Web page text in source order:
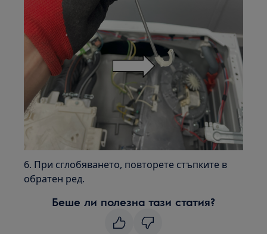
6. При сглобяването, повторете стъпките в
обратен ред.
Беше ли полезна тази статия?